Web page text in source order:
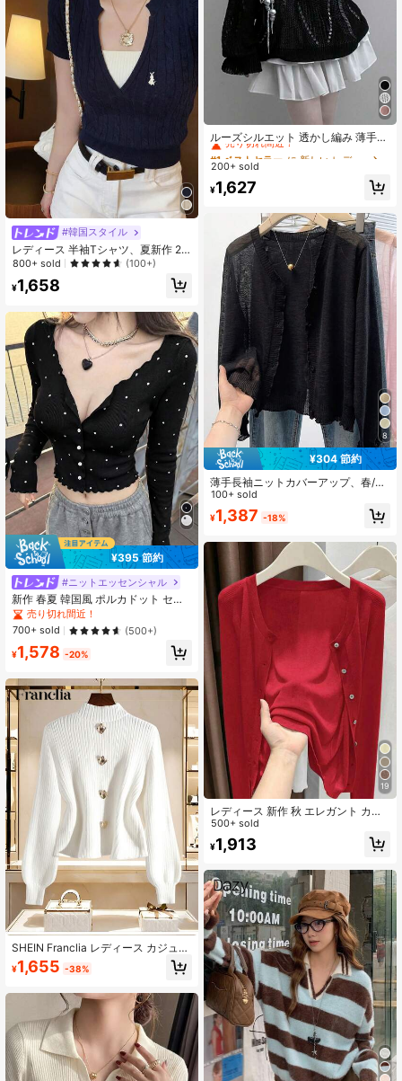
#韓国スタイル
レディース 半袖Tシャツ、夏新作 2in
1デザイン フィッテッド カジュアル
800+ sold (100+)
¥1,658
¥395 節約
#ニットエッセンシャル
新作 春夏 韓国風 ポルカドット セク
シー ニットカーディガン、ファッシ
ョナブル エレガント フィット スリ
ム ラッフルトリム 長袖トップス 秋
売り切れ間近！
700+ sold
(500+)
¥1,578 -20%
SHEIN Franclia レディース カジュア
ル ハイネック メタルボタン ランタ
ンスリーブ プルオーバー セーター
¥1,655 -38%
ルーズシルエット 透かし編み 薄手
長袖 ニット Vネック カバーアップト
ップス ブラック 秋用
売り切れ間近！
#1 ベストセラー
売り切れ間近！
#1 ベストセラー
売り切れ間近！
#1 ベストセラー
売り切れ間近！
200+ sold
¥1,627
8
¥304 節約
薄手長袖ニットカバーアップ、春/秋
エアコン・日よけショールカバーア
ップ、フレッシュでファッショナブ
ルなブラック
100+ sold
¥1,387 -18%
19
レディース 新作 秋 エレガント カジ
ュアル ニット 薄手カーディガン 無
地 ラウンドネック 長袖 シングルボ
タン ストリートウェア レッド
500+ sold
¥1,913